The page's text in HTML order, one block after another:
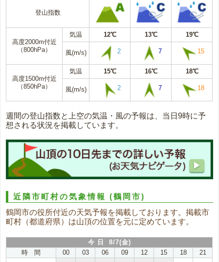
登山指数
高度2000m付近
（800hPa）
気温 12℃ 13℃ 19℃
風(m/s) 2 7 15
高度1500m付近
（850hPa）
気温 15℃ 16℃ 18℃
風(m/s) 2 7 18
週間の登山指数と上空の気温・風の予報は、当日9時に予
想される状況を掲載しています。
近隣市町村の気象情報(鶴岡市)
鶴岡市の役所付近の天気予報を掲載しております。掲載市
町村（都道府県）は山頂の位置を元に定めています。
今 日 8/7(金)
時 間
00 03 06 09 12 15 18
21